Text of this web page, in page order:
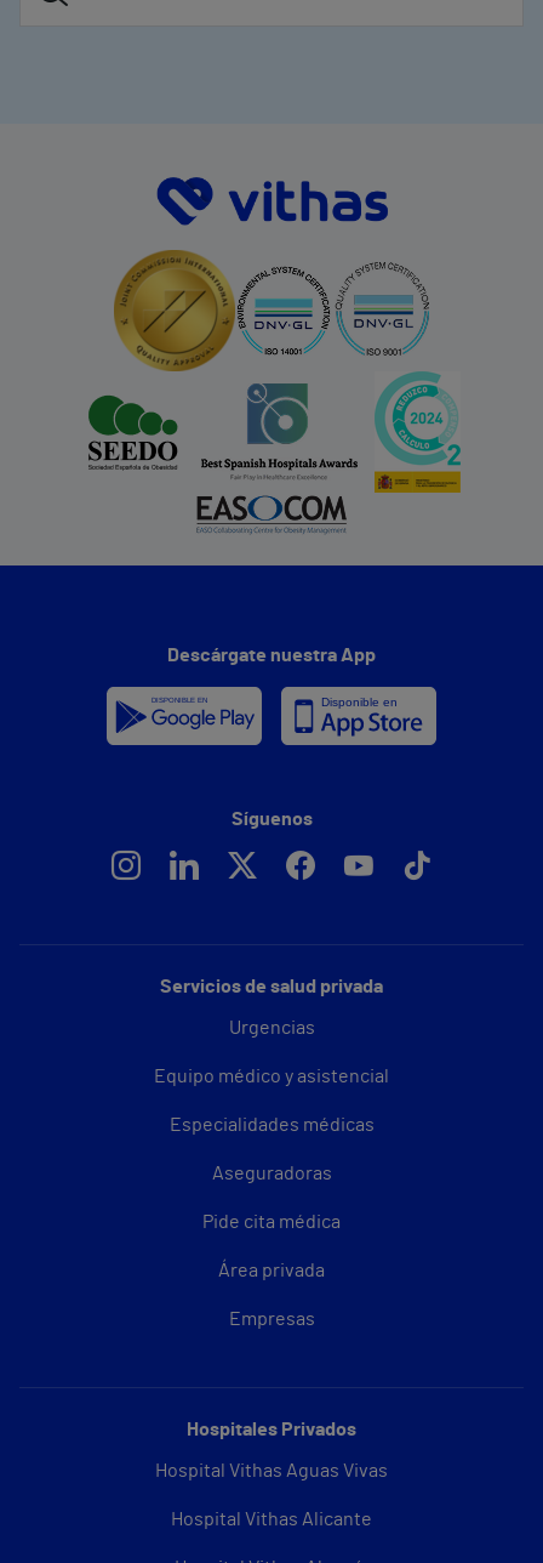
Servicios de salud privada
Urgencias
Equipo médico y asistencial
Especialidades médicas
Aseguradoras
Pide cita médica
Área privada
Empresas
Hospitales Privados
Hospital Vithas Aguas Vivas
Hospital Vithas Alicante
Descárgate nuestra App
Síguenos